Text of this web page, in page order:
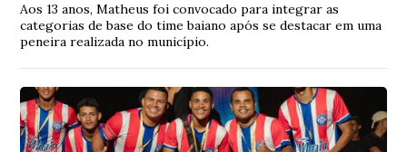
Aos 13 anos, Matheus foi convocado para integrar as
categorias de base do time baiano após se destacar em uma
peneira realizada no município.